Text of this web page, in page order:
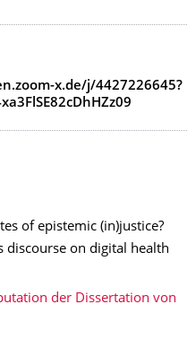
x.de/j/4427226645?
of epistemic (in)justice?
discourse on digital health
der Dissertation von